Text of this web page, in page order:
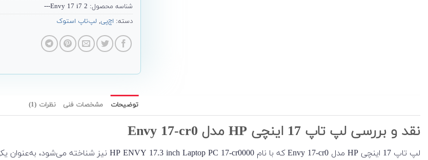
شناسه محصول: 2 Envy 17 i7---
دسته: اچ‌پی, لپ‌تاپ استوک
توضیحات مشخصات فنی نظرات (1)
نقد و بررسی لپ تاپ 17 اینچی HP مدل Envy 17-cr0